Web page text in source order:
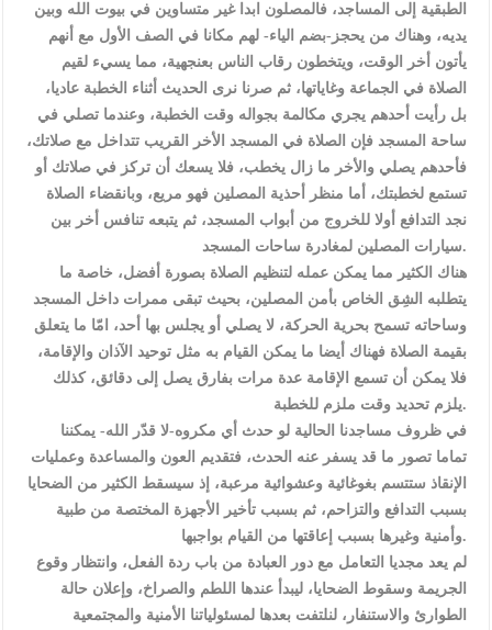
الطبقية إلى المساجد، فالمصلون ابدا غير متساوين في بيوت الله وبين
يديه، وهناك من يحجز-بضم الياء- لهم مكانا في الصف الأول مع أنهم
يأتون أخر الوقت، ويتخطون رقاب الناس بعنجهية، مما يسيء لقيم
الصلاة في الجماعة وغاياتها، ثم صرنا نرى الحديث أثناء الخطبة عاديا،
بل رأيت أحدهم يجري مكالمة بجواله وقت الخطبة، وعندما تصلي في
ساحة المسجد فإن الصلاة في المسجد الأخر القريب تتداخل مع صلاتك،
فأحدهم يصلي والأخر ما زال يخطب، فلا يسعك أن تركز في صلاتك أو
تستمع لخطبتك، أما منظر أحذية المصلين فهو مريع، وبانقضاء الصلاة
نجد التدافع أولا للخروج من أبواب المسجد، ثم يتبعه تنافس أخر بين
سيارات المصلين لمغادرة ساحات المسجد.
هناك الكثير مما يمكن عمله لتنظيم الصلاة بصورة أفضل، خاصة ما
يتطلبه الشِق الخاص بأمن المصلين، بحيث تبقى ممرات داخل المسجد
وساحاته تسمح بحرية الحركة، لا يصلي أو يجلس بها أحد، امّا ما يتعلق
بقيمة الصلاة فهناك أيضا ما يمكن القيام به مثل توحيد الآذان والإقامة،
فلا يمكن أن تسمع الإقامة عدة مرات بفارق يصل إلى دقائق، كذلك
يلزم تحديد وقت ملزم للخطبة.
في ظروف مساجدنا الحالية لو حدث أي مكروه-لا قدّر الله- يمكننا
تماما تصور ما قد يسفر عنه الحدث، فتقديم العون والمساعدة وعمليات
الإنقاذ ستتسم بغوغائية وعشوائية مرعبة، إذ سيسقط الكثير من الضحايا
بسبب التدافع والتزاحم، ثم بسبب تأخير الأجهزة المختصة من طبية
وأمنية وغيرها بسبب إعاقتها من القيام بواجبها.
لم يعد مجديا التعامل مع دور العبادة من باب ردة الفعل، وانتظار وقوع
الجريمة وسقوط الضحايا، ليبدأ عندها اللطم والصراخ، وإعلان حالة
الطوارئ والاستنفار، لنلتفت بعدها لمسئولياتنا الأمنية والمجتمعية